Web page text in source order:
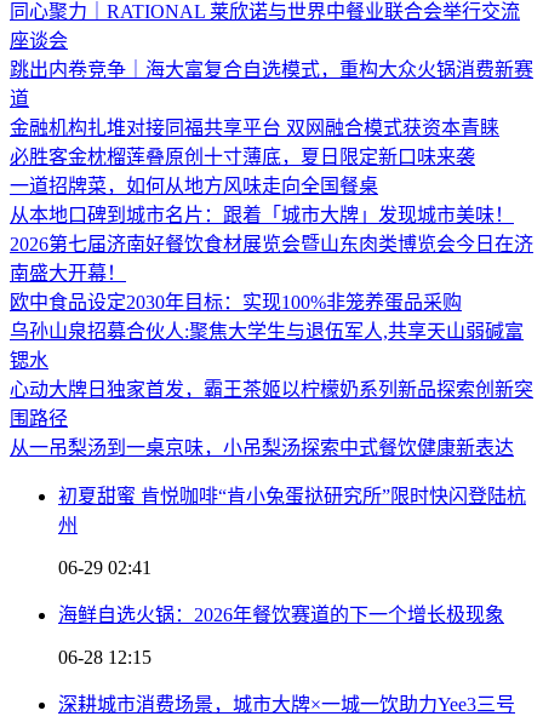
同心聚力｜RATIONAL 莱欣诺与世界中餐业联合会举行交流
座谈会
跳出内卷竞争｜海大富复合自选模式，重构大众火锅消费新赛
道
金融机构扎堆对接同福共享平台 双网融合模式获资本青睐
必胜客金枕榴莲叠原创十寸薄底，夏日限定新口味来袭
一道招牌菜，如何从地方风味走向全国餐桌
从本地口碑到城市名片：跟着「城市大牌」发现城市美味！
2026第七届济南好餐饮食材展览会暨山东肉类博览会今日在济
南盛大开幕！
欧中食品设定2030年目标：实现100%非笼养蛋品采购
乌孙山泉招募合伙人:聚焦大学生与退伍军人,共享天山弱碱富
锶水
心动大牌日独家首发，霸王茶姬以柠檬奶系列新品探索创新突
围路径
从一吊梨汤到一桌京味，小吊梨汤探索中式餐饮健康新表达
初夏甜蜜 肯悦咖啡“肯小兔蛋挞研究所”限时快闪登陆杭
州
06-29 02:41
海鲜自选火锅：2026年餐饮赛道的下一个增长极现象
06-28 12:15
深耕城市消费场景，城市大牌×一城一饮助力Yee3三号